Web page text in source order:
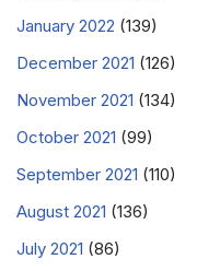
January 2022 (139)
December 2021 (126)
November 2021 (134)
October 2021 (99)
September 2021 (110)
August 2021 (136)
July 2021 (86)